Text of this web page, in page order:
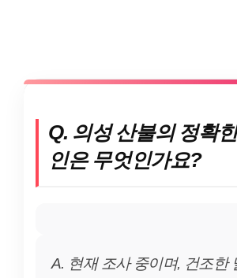
Q. 의성 산불의 정확
인은 무엇인가요?
A. 현재 조사 중이며, 건조한